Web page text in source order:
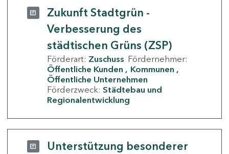
Zukunft Stadtgrün -
Verbesserung des
städtischen Grüns (ZSP)
Förderart: Zuschuss Fördernehmer:
Öffentliche Kunden
Kommunen
Öffentliche Unternehmen
Förderzweck: Städtebau und
Regionalentwicklung
Unterstützung besonderer